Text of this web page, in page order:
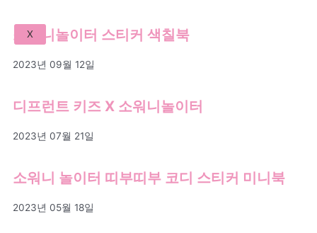
X
소워니놀이터 스티커 색칠북
2023년 09월 12일
디프런트 키즈 X 소워니놀이터
2023년 07월 21일
소워니 놀이터 띠부띠부 코디 스티커 미니북
2023년 05월 18일